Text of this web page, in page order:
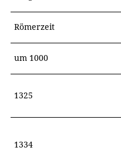
Römerzeit
um 1000
1325
1334